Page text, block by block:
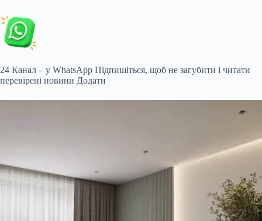
24 Канал – у WhatsApp Підпишіться, щоб не загубити і читати
перевірені новини Додати